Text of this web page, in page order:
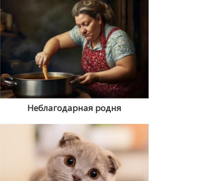
Неблагодарная родня